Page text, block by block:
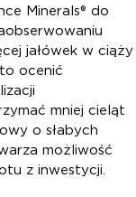
Minerals® do
jałówek w ciąży
ocenić
mniej cieląt
o słabych
możliwość
z inwestycji.